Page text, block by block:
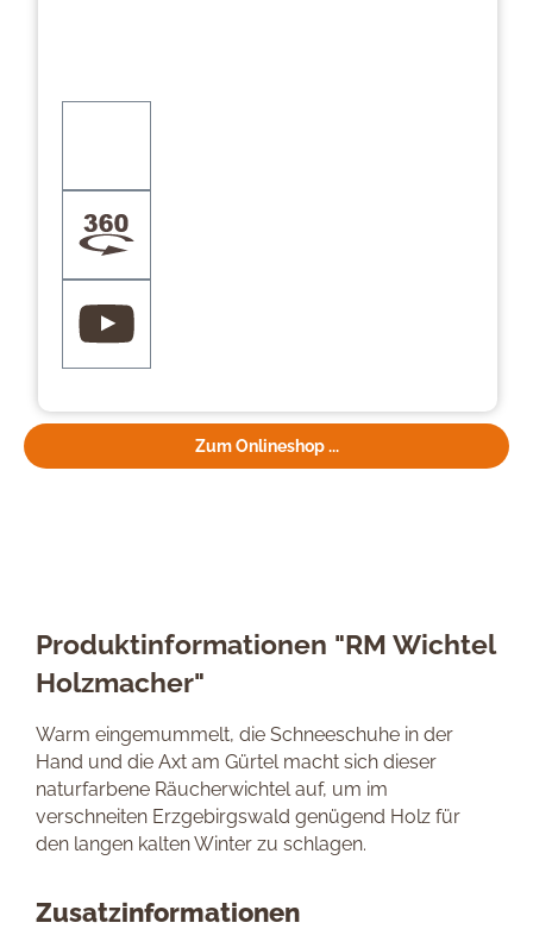
Zum Onlineshop ...
Produktinformationen "RM Wichtel
Holzmacher"
Warm eingemummelt, die Schneeschuhe in der
Hand und die Axt am Gürtel macht sich dieser
naturfarbene Räucherwichtel auf, um im
verschneiten Erzgebirgswald genügend Holz für
den langen kalten Winter zu schlagen.
Zusatzinformationen